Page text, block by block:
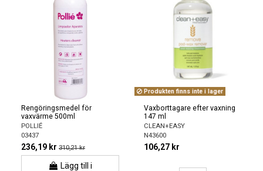
Rengöringsmedel för
vaxvärme 500ml
POLLIÉ
03437
236,19 kr 310,21 kr
Lägg till i
Produkten finns inte i lager
Vaxborttagare efter vaxning
147 ml
CLEAN+EASY
N43600
106,27 kr